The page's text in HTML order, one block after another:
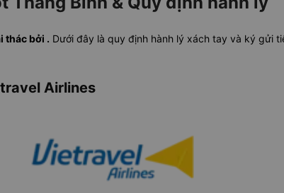
thác bởi . Dưới đây là quy định hành lý xách tay và ký gửi
Airlines